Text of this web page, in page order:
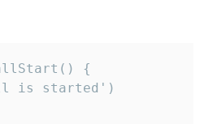
{
is started')